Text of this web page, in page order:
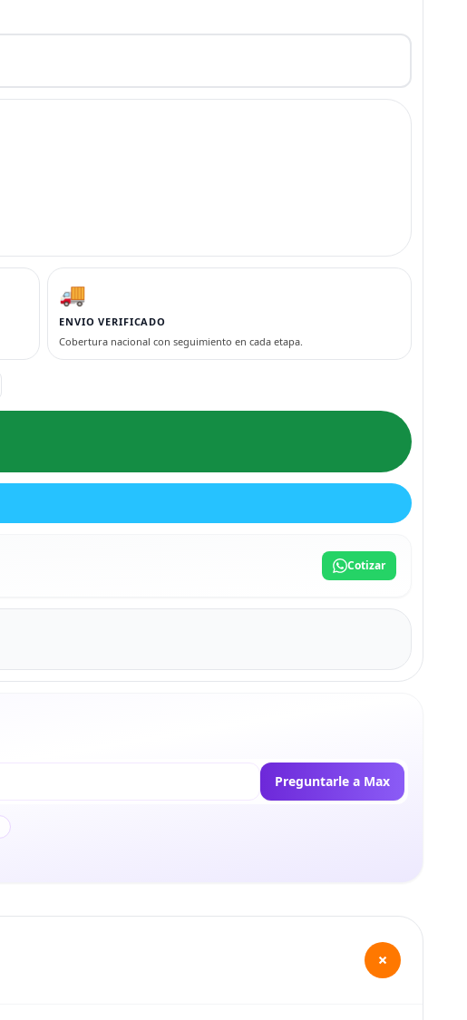
🚚
ENVIO VERIFICADO
Cobertura nacional con seguimiento en cada etapa.
Cotizar
Preguntarle a Max
+